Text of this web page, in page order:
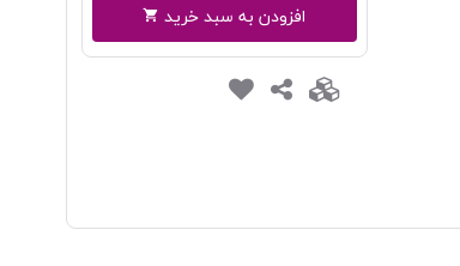
افزودن به سبد خرید